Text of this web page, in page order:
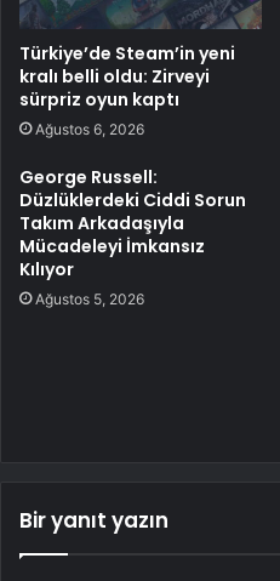
Türkiye’de Steam’in yeni
kralı belli oldu: Zirveyi
sürpriz oyun kaptı
Ağustos 6, 2026
George Russell:
Düzlüklerdeki Ciddi Sorun
Takım Arkadaşıyla
Mücadeleyi İmkansız
Kılıyor
Ağustos 5, 2026
Bir yanıt yazın